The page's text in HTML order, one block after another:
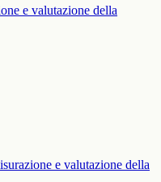
e valutazione della
e valutazione della